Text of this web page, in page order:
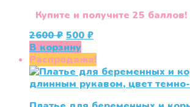
Купите и получите 25 баллов!
2600₽ Первоначальная
цена
составляла
2600 ₽.
500 ₽Текущая
500 ₽.
В корзину
Распродажа!